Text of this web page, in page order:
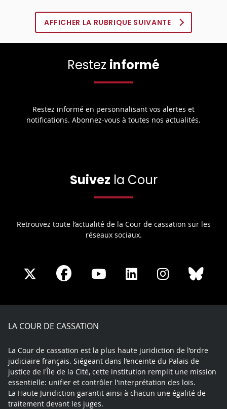
AFFICHER LA RUBRIQUE SUIVANTE
Restez informé
Restez informé en personnalisant vos alertes et
notifications. Abonnez-vous à toutes nos actualités.
Suivez la Cour
Retrouvez toute l’actualité de la Cour de cassation sur les
réseaux sociaux.
Share
X
Share
Facebook
Share
Youtube
Share
LinkedIn
Share
Instagram
LA COUR DE CASSATION
La Cour de cassation est la plus haute juridiction de l’ordre
judiciaire français. Siégeant dans l’enceinte du Palais de
justice de l'Île de la Cité, cette institution remplit une mission
essentielle: unifier et contrôler l'interprétation des lois.
La Haute Juridiction garantit ainsi à chacun une égalité de
traitement devant les juges.